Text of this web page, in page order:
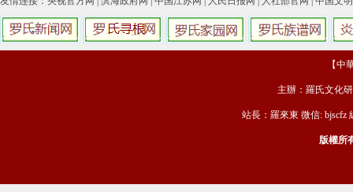
【中
主辦：羅氏文化
站長：羅來東 微信: bjscfz
版權所